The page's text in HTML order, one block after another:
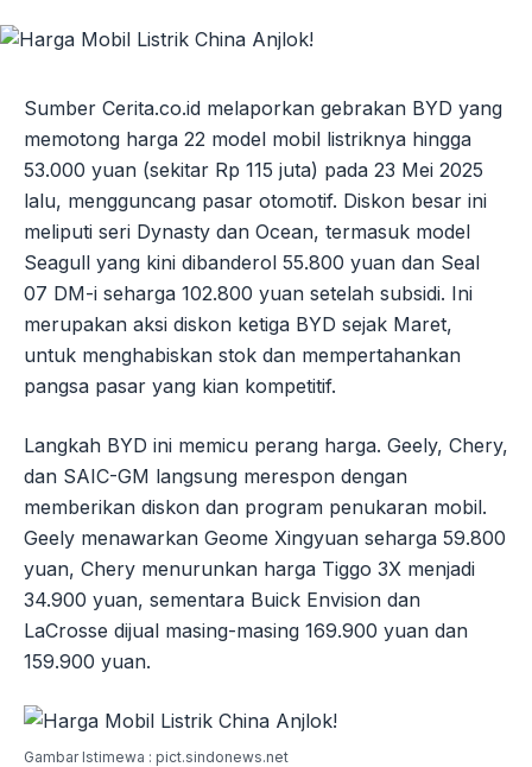
Sumber Cerita.co.id melaporkan gebrakan BYD yang
memotong harga 22 model mobil listriknya hingga
53.000 yuan (sekitar Rp 115 juta) pada 23 Mei 2025
lalu, mengguncang pasar otomotif. Diskon besar ini
meliputi seri Dynasty dan Ocean, termasuk model
Seagull yang kini dibanderol 55.800 yuan dan Seal
07 DM-i seharga 102.800 yuan setelah subsidi. Ini
merupakan aksi diskon ketiga BYD sejak Maret,
untuk menghabiskan stok dan mempertahankan
pangsa pasar yang kian kompetitif.
Langkah BYD ini memicu perang harga. Geely, Chery,
dan SAIC-GM langsung merespon dengan
memberikan diskon dan program penukaran mobil.
Geely menawarkan Geome Xingyuan seharga 59.800
yuan, Chery menurunkan harga Tiggo 3X menjadi
34.900 yuan, sementara Buick Envision dan
LaCrosse dijual masing-masing 169.900 yuan dan
159.900 yuan.
Gambar Istimewa : pict.sindonews.net